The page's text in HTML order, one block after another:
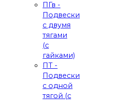
ПГв -
Подвески
с двумя
тягами
(с
гайками)
ПТ -
Подвески
с одной
тягой (с